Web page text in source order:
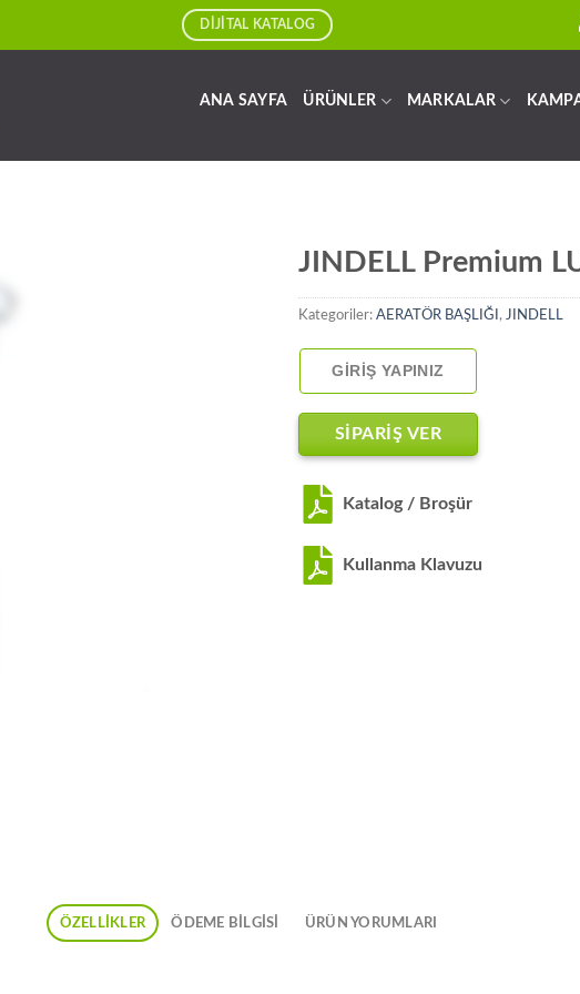
DİJİTAL KATALOG
ANA SAYFA ÜRÜNLER MARKALAR
JINDELL Premium
Kategoriler: AERATÖR BAŞLIĞI , JINDELL
GIRIŞ YAPINIZ
SİPARİŞ VER
Katalog / Broşür
Kullanma Klavuzu
ÖZELLIKLER ÖDEME BİLGİSİ ÜRÜN YORUMLARI